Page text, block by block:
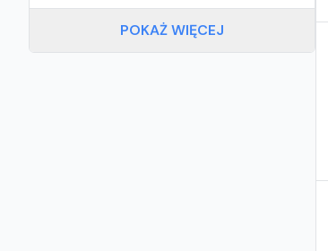
POKAŻ WIĘCEJ